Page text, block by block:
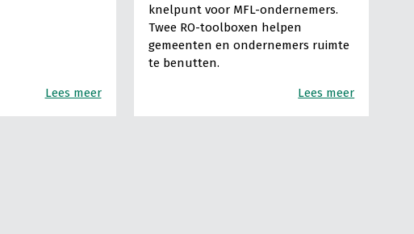
Lees meer
knelpunt voor MFL-ondernemers.
Twee RO-toolboxen helpen
gemeenten en ondernemers ruimte
te benutten.
Lees meer